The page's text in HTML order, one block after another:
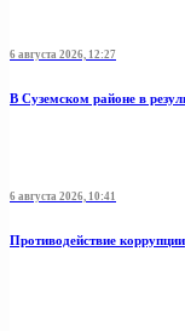
6 августа 2026, 12:27
В Суземском районе в
6 августа 2026, 10:41
Противодействие коррупции